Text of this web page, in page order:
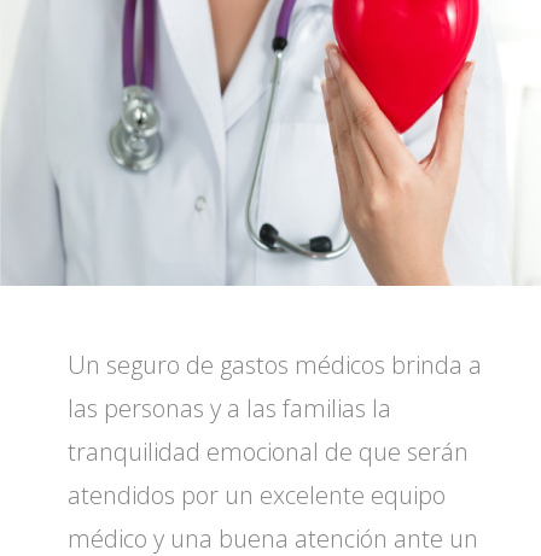
Un seguro de gastos médicos brinda a
las personas y a las familias la
tranquilidad emocional de que serán
atendidos por un excelente equipo
médico y una buena atención ante un